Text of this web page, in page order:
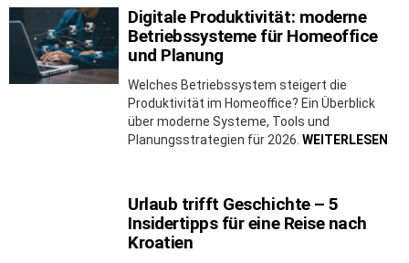
Digitale Produktivität: moderne
Betriebssysteme für Homeoffice
und Planung
Welches Betriebssystem steigert die
Produktivität im Homeoffice? Ein Überblick
über moderne Systeme, Tools und
Planungsstrategien für 2026. WEITERLESEN
Urlaub trifft Geschichte – 5
Insidertipps für eine Reise nach
Kroatien